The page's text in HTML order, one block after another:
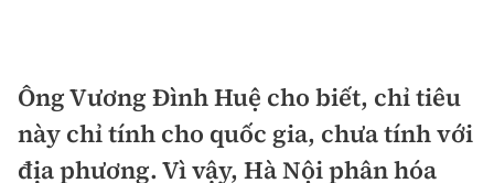
Chính trị
Xã hội
Xây dựng
Chỉ đạo điều hành
Giao thông
Ông Vương Đình Huệ cho biết, chỉ tiêu
này chỉ tính cho quốc gia, chưa tính với
địa phương. Vì vậy, Hà Nội phân hóa